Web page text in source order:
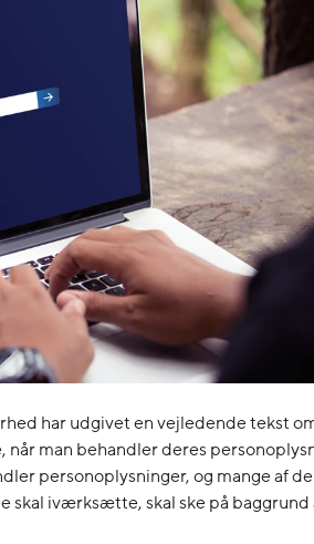
har udgivet en vejledende tekst
man behandler deres
personoplysninger, og mange af de
skal iværksætte, skal ske på baggrund